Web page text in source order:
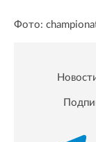
Фото: